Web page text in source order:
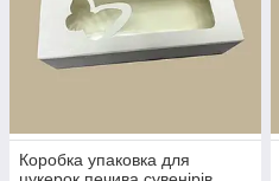
Коробка упаковка для